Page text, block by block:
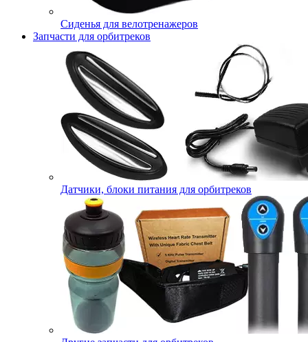
Сиденья для велотренажеров
Запчасти для орбитреков
Датчики, блоки питания для орбитреков